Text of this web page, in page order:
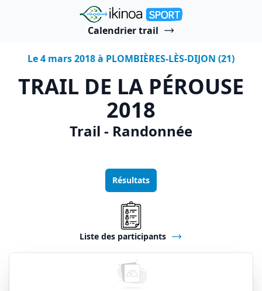
"Ikinoa Sport"
Calendrier trail
Le 4 mars 2018 à PLOMBIÈRES-LÈS-DIJON (21)
TRAIL DE LA PÉROUSE
2018
Trail - Randonnée
Résultats
Liste des participants